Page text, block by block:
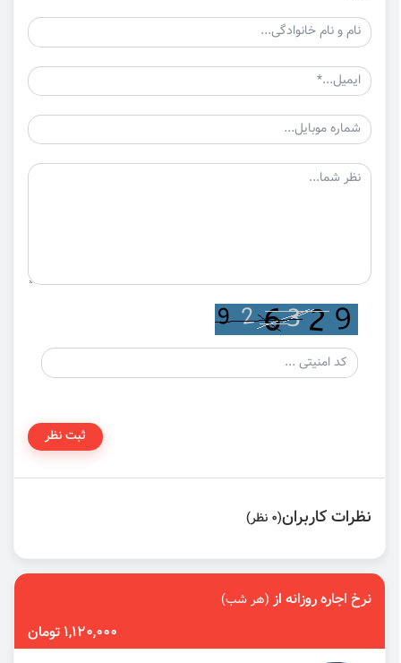
ثبت نظر
نظرات کاربران(0 نظر)
نرخ اجاره روزانه از(هر شب)
1,120,000 تومان